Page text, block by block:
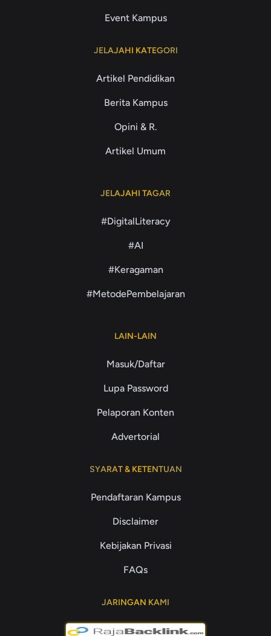
Event Kampus
JELAJAHI KATEGORI
Artikel Pendidikan
Berita Kampus
Opini & R.
Artikel Umum
JELAJAHI TAGAR
#DigitalLiteracy
#AI
#Keragaman
#MetodePembelajaran
LAIN-LAIN
Masuk/Daftar
Lupa Password
Pelaporan Konten
Advertorial
SYARAT & KETENTUAN
Pendaftaran Kampus
Disclaimer
Kebijakan Privasi
FAQs
JARINGAN KAMI